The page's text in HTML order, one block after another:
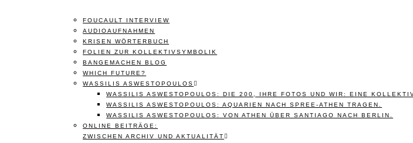
FOUCAULT INTERVIEW
AUDIOAUFNAHMEN
KRISEN WÖRTERBUCH
FOLIEN ZUR KOLLEKTIVSYMBOLIK
BANGEMACHEN BLOG
WHICH FUTURE?
WASSILIS ASWESTOPOULOS
WASSILIS ASWESTOPOULOS: DIE 200, IHRE FOTOS UND WIR: EINE
WASSILIS ASWESTOPOULOS: AQUARIEN NACH SPREE-ATHEN TRAGEN.
WASSILIS ASWESTOPOULOS: VON ATHEN ÜBER SANTIAGO NACH BERLIN.
ONLINE BEITRÄGE:
ZWISCHEN ARCHIV UND AKTUALITÄT